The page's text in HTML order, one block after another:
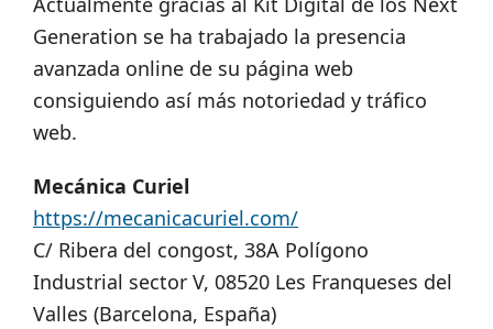
Generation se ha trabajado la presencia
avanzada online de su página web
consiguiendo así más notoriedad y tráfico
web.
Mecánica Curiel
https://mecanicacuriel.com/
C/ Ribera del congost, 38A Polígono
Industrial sector V, 08520 Les Franqueses del
Valles (Barcelona, España)